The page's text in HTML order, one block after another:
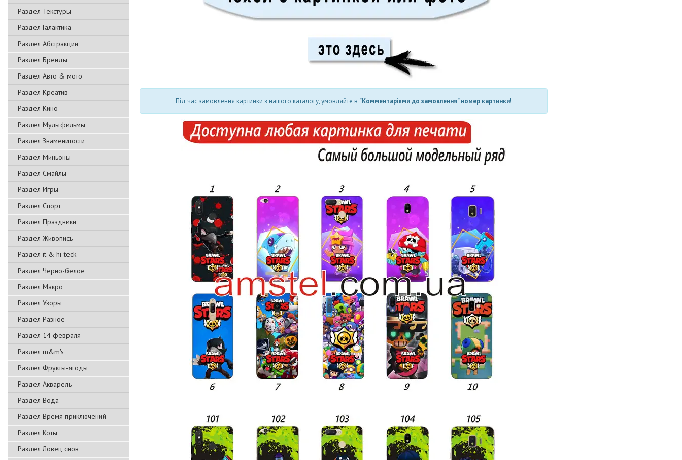
Раздел Текстуры
Раздел Галактика
Раздел Абстракции
Раздел Бренды
Раздел Авто & мото
Раздел Креатив
Раздел Кино
Раздел Мультфильмы
Раздел Знаменитости
Раздел Миньоны
Раздел Смайлы
Раздел Игры
Раздел Спорт
Раздел Праздники
Раздел Живопись
Раздел it & hi-teck
Раздел Черно-белое
Раздел Макро
Раздел Узоры
Раздел Разное
Раздел 14 февраля
Раздел m&m's
Раздел Фрукты-ягоды
Раздел Акварель
Раздел Вода
Раздел Время приключений
Раздел Коты
Раздел Ловец снов
Під час замовлення картинки з нашого каталогу, умовляйте в "Комментаріями до замовлення" номер картинки!